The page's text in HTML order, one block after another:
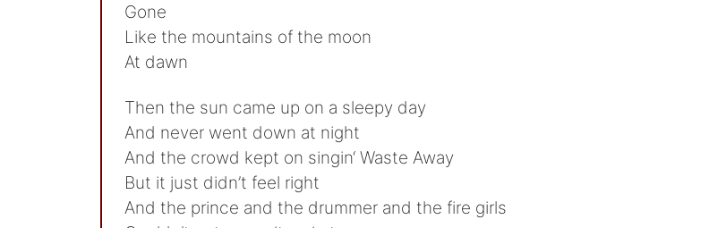
Gone
Like the mountains of the moon
At dawn
Then the sun came up on a sleepy day
And never went down at night
And the crowd kept on singin‘ Waste Away
But it just didn’t feel right
And the prince and the drummer and the fire girls